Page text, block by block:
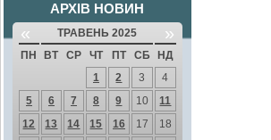
АРХІВ НОВИН
« ТРАВЕНЬ 2025 »
ПН ВТ СР ЧТ ПТ СБ
НД
1
2 3
4
5
6 7 8 9 10
11
12
13 14 15 16 17
18